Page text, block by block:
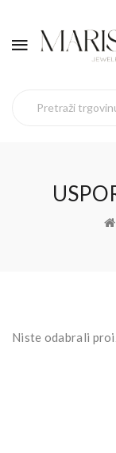
Niste odabrali